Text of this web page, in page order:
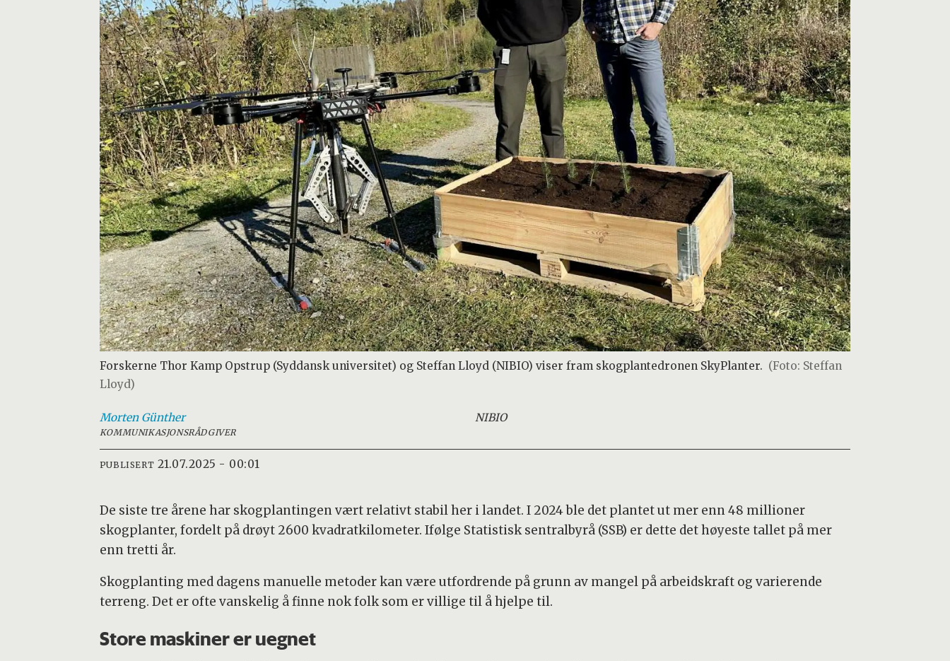
Forskerne Thor Kamp Opstrup (Syddansk universitet) og Steffan Lloyd (NIBIO) viser fram skogplantedronen SkyPlanter. (Foto: Steffan
Lloyd)
Morten Günther
KOMMUNIKASJONSRÅDGIVER
NIBIO
PUBLISERT 21.07.2025 - 00:01
De siste tre årene har skogplantingen vært relativt stabil her i landet. I 2024 ble det plantet ut mer enn 48 millioner
skogplanter, fordelt på drøyt 2600 kvadratkilometer. Ifølge Statistisk sentralbyrå (SSB) er dette det høyeste tallet på mer
enn tretti år.
Skogplanting med dagens manuelle metoder kan være utfordrende på grunn av mangel på arbeidskraft og varierende
terreng. Det er ofte vanskelig å finne nok folk som er villige til å hjelpe til.
Store maskiner er uegnet